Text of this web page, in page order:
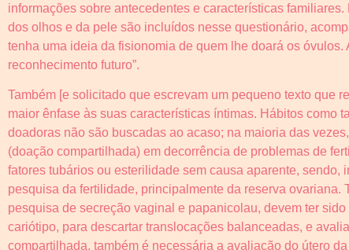
informações sobre antecedentes e características
dos olhos e da pele são incluídos nesse questionário,
tenha uma ideia da fisionomia de quem lhe doará os
reconhecimento futuro”.
Também [e solicitado que escrevam um pequeno texto que
maior ênfase às suas características íntimas. Hábitos como
doadoras não são buscadas ao acaso; na maioria das
(doação compartilhada) em decorrência de problemas de
fatores tubários ou esterilidade sem causa aparente,
pesquisa da fertilidade, principalmente da reserva ovariana.
pesquisa de secreção vaginal e papanicolau, devem ter
cariótipo, para descartar translocações balanceadas, e
compartilhada, também é necessária a avaliação do útero